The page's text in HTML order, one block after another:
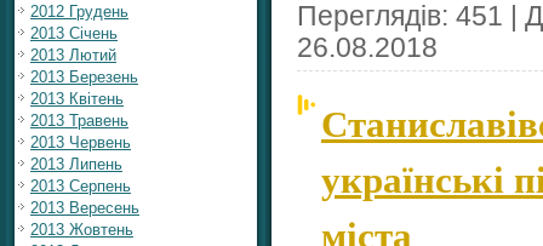
2012 Грудень
2013 Січень
2013 Лютий
2013 Березень
2013 Квітень
2013 Травень
2013 Червень
2013 Липень
2013 Серпень
2013 Вересень
2013 Жовтень
Переглядів: 451 |
26.08.2018
українські
міста